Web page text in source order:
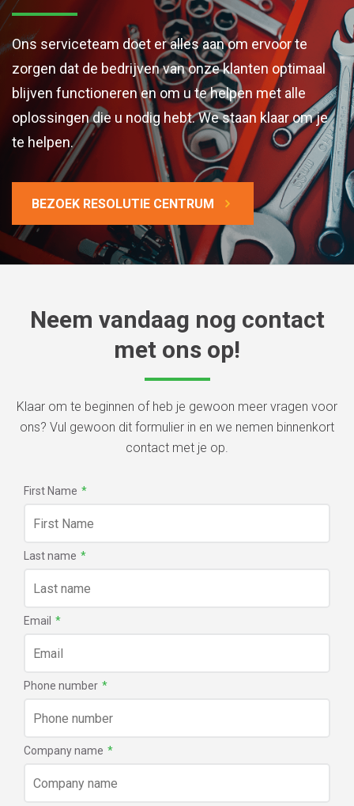
Ons serviceteam doet er alles aan om ervoor te
zorgen dat de bedrijven van onze klanten optimaal
blijven functioneren en om u te helpen met alle
oplossingen die u nodig hebt. We staan klaar om je
te helpen.
BEZOEK RESOLUTIE CENTRUM
Neem vandaag nog contact
met ons op!
Klaar om te beginnen of heb je gewoon meer vragen voor
ons? Vul gewoon dit formulier in en we nemen binnenkort
contact met je op.
First Name *
Last name *
Email *
Phone number *
Company name *